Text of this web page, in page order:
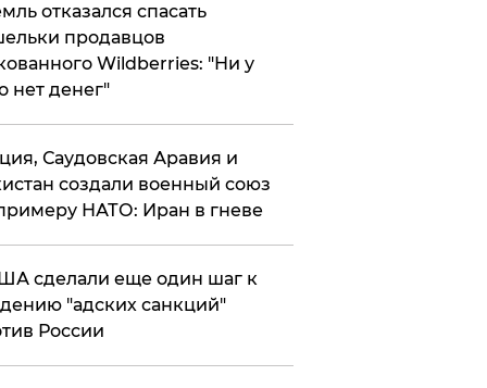
отказался спасать
продавцов
Wildberries: "Ни у
нет денег"
Саудовская Аравия и
создали военный союз
НАТО: Иран в гневе
сделали еще один шаг к
"адских санкций"
России